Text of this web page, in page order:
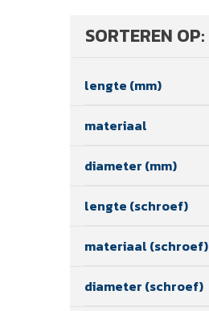
SORTEREN OP:
lengte (mm)
materiaal
diameter (mm)
lengte (schroef)
materiaal (schroef)
diameter (schroef)